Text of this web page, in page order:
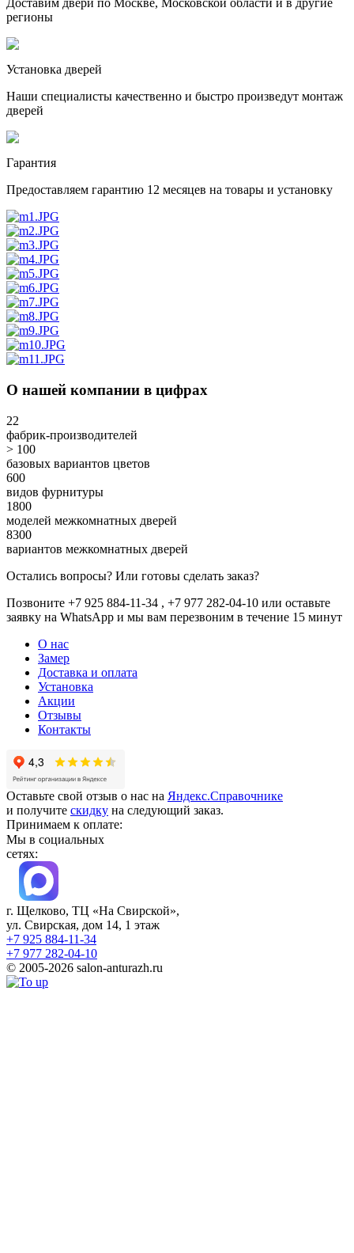
Доставим двери по Москве, Московской области и в другие
регионы
Установка дверей
Наши специалисты качественно и быстро произведут монтаж
дверей
Гарантия
Предоставляем гарантию 12 месяцев на товары и установку
О нашей компании в цифрах
22
фабрик-производителей
> 100
базовых вариантов цветов
600
видов фурнитуры
1800
моделей межкомнатных дверей
8300
вариантов межкомнатных дверей
Остались вопросы? Или готовы сделать заказ?
Позвоните +7 925 884-11-34 , +7 977 282-04-10 или оставьте
заявку на WhatsApp и мы вам перезвоним в течение 15 минут
О нас
Замер
Доставка и оплата
Установка
Акции
Отзывы
Контакты
Оставьте свой отзыв о нас на Яндекс.Справочнике
и получите скидку на следующий заказ.
Принимаем к оплате:
Мы в социальных
сетях:
г. Щелково, ТЦ «На Свирской»,
ул. Свирская, дом 14, 1 этаж
+7 925 884-11-34
+7 977 282-04-10
© 2005-2026 salon-anturazh.ru